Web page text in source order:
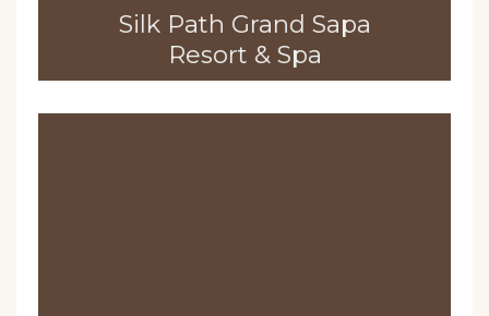
Silk Path Grand Sapa
Resort & Spa